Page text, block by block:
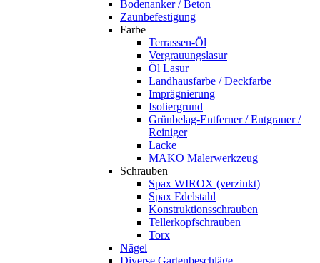
Bodenanker / Beton
Zaunbefestigung
Farbe
Terrassen-Öl
Vergrauungslasur
Öl Lasur
Landhausfarbe / Deckfarbe
Imprägnierung
Isoliergrund
Grünbelag-Entferner / Entgrauer /
Reiniger
Lacke
MAKO Malerwerkzeug
Schrauben
Spax WIROX (verzinkt)
Spax Edelstahl
Konstruktionsschrauben
Tellerkopfschrauben
Torx
Nägel
Diverse Gartenbeschläge